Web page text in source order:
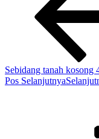
Sebidang tanah
Pos Selanjutnya